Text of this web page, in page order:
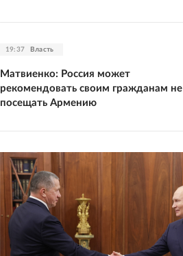
19:37 Власть
Матвиенко: Россия может
рекомендовать своим гражданам не
посещать Армению